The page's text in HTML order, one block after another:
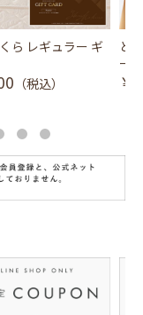
ら レギュラー ギ
（税込）
と
ース
￥